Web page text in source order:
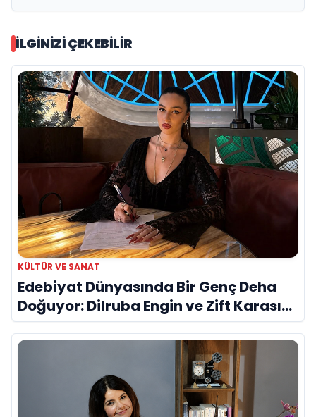
İLGINIZI ÇEKEBILIR
KÜLTÜR VE SANAT
Edebiyat Dünyasında Bir Genç Deha
Doğuyor: Dilruba Engin ve Zift Karası
Evreni ‘AVENOİR’